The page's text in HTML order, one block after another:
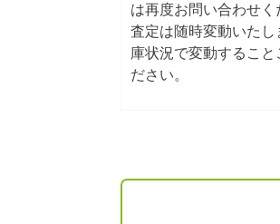
は再度お問い合わせく
査定は随時変動いたし
庫状況で変動すること
ださい。